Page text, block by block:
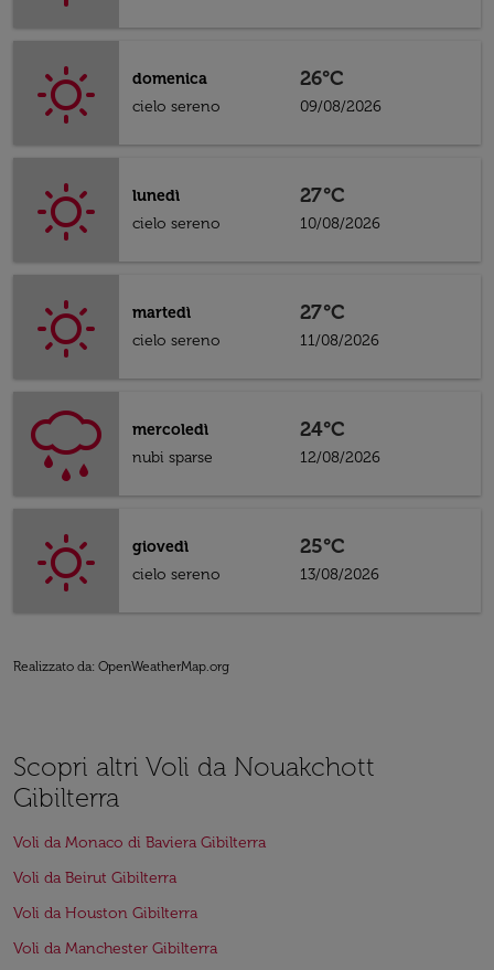
domenica
cielo sereno
26°C
09/08/2026
lunedì
cielo sereno
27°C
10/08/2026
martedì
cielo sereno
27°C
11/08/2026
mercoledì
nubi sparse
24°C
12/08/2026
giovedì
cielo sereno
25°C
13/08/2026
Realizzato da: OpenWeatherMap.org
Scopri altri Voli da Nouakchott
Gibilterra
Voli da Monaco di Baviera Gibilterra
Voli da Beirut Gibilterra
Voli da Houston Gibilterra
Voli da Manchester Gibilterra